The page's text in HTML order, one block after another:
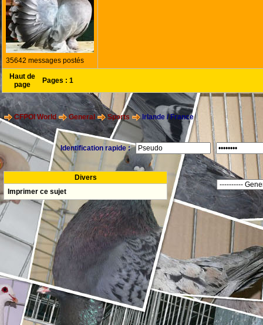
35642 messages postés
Haut de
page
Pages : 1
CFPOI World General Sports Irlande / France
Identification rapide :
Divers
Imprimer ce sujet